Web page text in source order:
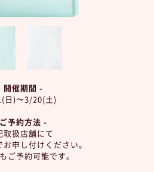
開催期間 -
日)〜3/20(土)
予約方法 -
取扱店舗にて
申し付けください。
ご予約可能です。